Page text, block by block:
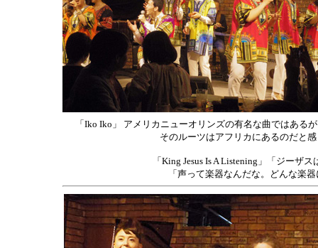
「Iko Iko」 アメリカニューオリンズの有名な曲ではある
そのルーツはアフリカにあるのだと
「King Jesus Is A Listening」「ジーザ
「声って楽器なんだな。どんな楽